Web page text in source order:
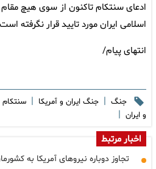
ادعای سنتکام تاکنون از سوی هیچ
اسلامی ایران مورد تایید قرار نگرفته
انتهای پیام/
جنگ | جنگ ایران و آمریکا | سنتکام
و ایران |
اخبار مرتبط
تجاوز دوباره نیروهای آمریکا به